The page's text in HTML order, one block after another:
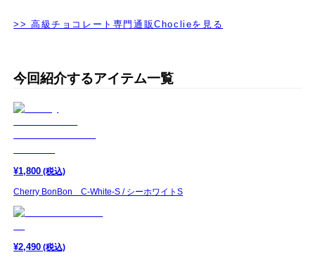
>> 高級チョコレート専門通販Choclieを見る
今回紹介するアイテム一覧
¥1,800 (税込)
Cherry BonBon C-White-S / シーホワイトS
¥2,490 (税込)